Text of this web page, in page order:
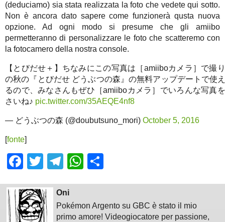
(deduciamo) sia stata realizzata la foto che vedete qui sotto.
Non è ancora dato sapere come funzionerà qusta nuova
opzione. Ad ogni modo si presume che gli amiibo
permetteranno di personalizzare le foto che scatteremo con
la fotocamero della nostra console.
【とびだせ＋】ちなみにこの写真は［amiiboカメラ］で撮
の秋の『とびだせ どうぶつの森』の無料アップデートで使
るので、みなさんもぜひ［amiiboカメラ］でいろんな写真
さいね♪ pic.twitter.com/35AEQE4nf8
— どうぶつの森 (@doubutsuno_mori) October 5, 2016
[fonte]
Facebook
TwitterTelegram
WhatsApp
Oni
Pokémon Argento su GBC è stato il mio
primo amore! Videogiocatore per passione,